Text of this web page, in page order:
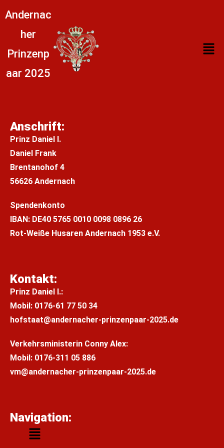
Andernac
her
Prinzenp
aar 2025
Anschrift:
Prinz Daniel I.
Daniel Frank
Brentanohof 4
56626 Andernach
Spendenkonto
IBAN: DE40 5765 0010 0098 0896 26
Rot-Weiße Husaren Andernach 1953 e.V.
Kontakt:
Prinz Daniel I.:
Mobil: 0176-61 77 50 34
hofstaat@andernacher-prinzenpaar-2025.de
Verkehrsministerin Conny Alex:
Mobil: 0176-311 05 886
vm@andernacher-prinzenpaar-2025.de
Navigation: